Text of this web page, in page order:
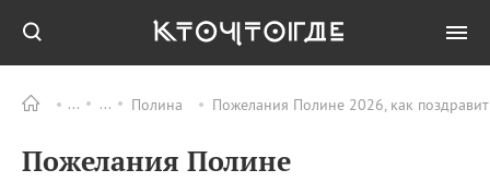
Полина Пожелания Полине 2026, как
Пожелания Полине
ПРАЗДНИКИ Все
09.08 День памяти жертв